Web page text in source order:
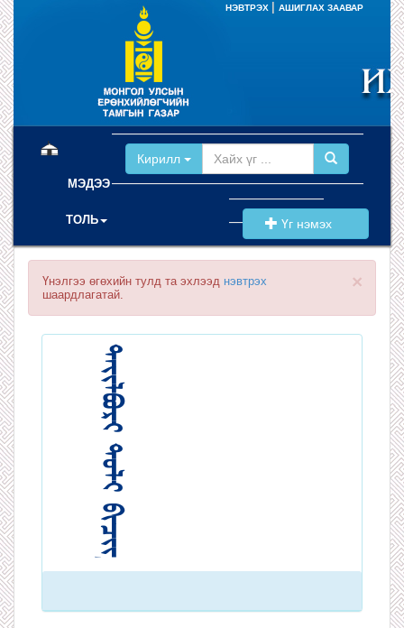
НЭВТРЭХ АШИГЛАХ ЗААВАР
МЭДЭЭ
ТОЛЬ
Кирилл
Үг нэмэх
×
Үнэлгээ өгөхийн тулд та эхлээд нэвтрэх
шаардлагатай.